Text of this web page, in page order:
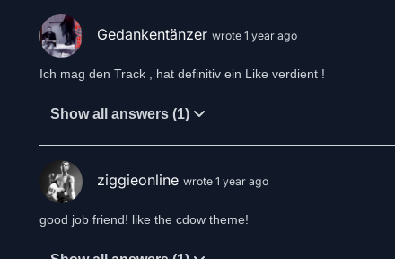
Gedankentänzer wrote 1 year ago
Ich mag den Track , hat definitiv ein Like verdient !
Show all answers (1)
ziggieonline wrote 1 year ago
good job friend! like the cdow theme!